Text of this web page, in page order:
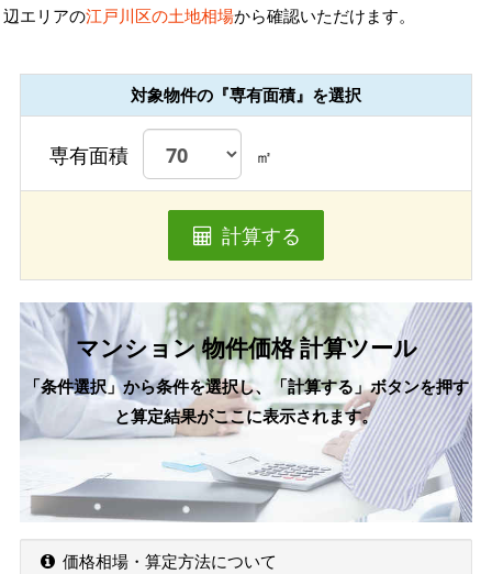
辺エリアの江戸川区の土地相場から確認いただけます。
対象物件の『専有面積』を選択
専有面積 ㎡
計算する
マンション 物件価格 計算ツール
「条件選択」から条件を選択し、「計算する」ボタンを押す
と算定結果がここに表示されます。
価格相場・算定方法について